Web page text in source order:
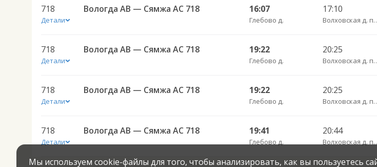
718
Детали
Вологда АВ — Сямжа АС 718 16:07
Глебово д.
17:10
718
Детали
Вологда АВ — Сямжа АС 718 19:22
Глебово д.
20:25
718
Детали
Вологда АВ — Сямжа АС 718 19:22
Глебово д.
20:25
718
Детали
Вологда АВ — Сямжа АС 718 19:41
Глебово д.
20:44
Мы используем cookie-файлы для того, чтобы анализировать, как вы пользуетесь